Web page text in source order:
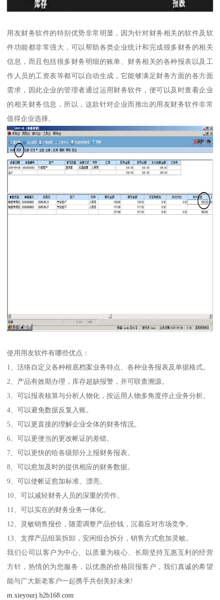
用友财务软件的特别优势非常明显，因为针对财务相关的软件及软
件功能都非常强大，可以帮助各类企业统计和完成很多财务的相关
信息，而且包括很多财务明细的账单、财务相关的各种报表以及工
作人员的工资表等都可以自动生成，它能够满足财务方面的各方面
需求，因此企业的管理者通过运用财务软件，便可以及时查看企业
的相关财务信息，所以，这款针对企业而推出的用友财务软件非常
值得企业选择。
使用用友软件有哪些优点：
1、活络自定义各种根底档案业务特点、各种业务报表及单据格式。
2、产品有效期办理，库存超缺报警，并可联查溯源。
3、可以报表核算与分析人物化，按运用人物多角度停止业务分析。
4、可以避免数据反复入账。
5、可以更直接的理解企业全体的财务情况。
6、可以更便当的更改帐证的差错。
7、可以更快的给各级部分上报财务报表。
8、可以愈加及时的提供相应的财务数据。
9、可以使帐证愈加标准、漂亮。
10、可以减轻财务人员的深重的劳作。
11、可以实在的财务业务一体化。
12、灵敏销售报价，随需调整产品价钱，沉着应对市场竞争。
13、支撑产品组装拆卸，安闲组合拆分，销售方式愈加灵敏。
我们公司以客户为中心、以质量为核心、长期坚持互惠互利的经营
方针，热情的为您服务，以优惠的价格回报客户，我们真诚的希望
能与广大新老客户一起携手共创美好未来!
m.xieyourj.b2b168.com